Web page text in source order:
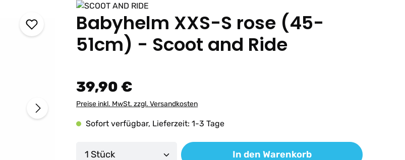
Babyhelm XXS-S rose (45-
51cm) - Scoot and Ride
39,90 €
Preise inkl. MwSt. zzgl. Versandkosten
Sofort verfügbar, Lieferzeit: 1-3 Tage
Produkt Anzahl: Gib den gewünschten Wert ein oder
In den Warenkorb